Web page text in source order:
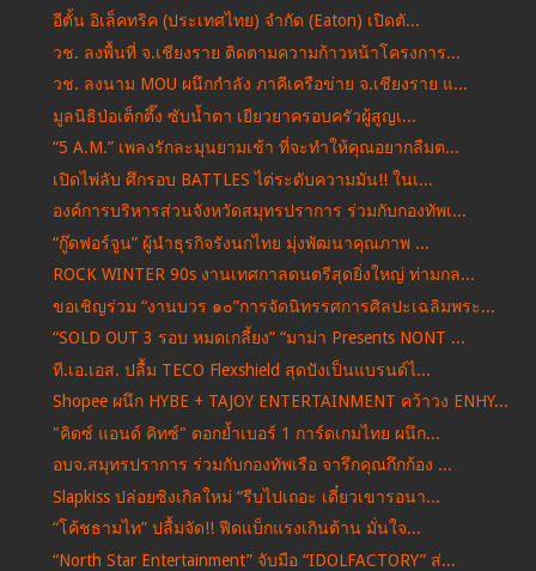
อีตั้น อิเล็คทริค (ประเทศไทย) จำกัด (Eaton) เปิดตั...
วช. ลงพื้นที่ จ.เชียงราย ติดตามความก้าวหน้าโครงการ...
วช. ลงนาม MOU ผนึกกำลัง ภาคีเครือข่าย จ.เชียงราย แ...
มูลนิธิป่อเต็กตึ๊ง ซับน้ำตา เยียวยาครอบครัวผู้สูญเ...
“5 A.M.” เพลงรักละมุนยามเช้า ที่จะทำให้คุณอยากลืมต...
เปิดไพ่ลับ ศึกรอบ BATTLES ไต่ระดับความมัน!! ในเ...
องค์การบริหารส่วนจังหวัดสมุทรปราการ ร่วมกับกองทัพเ...
“กู๊ดฟอร์จูน” ผู้นำธุรกิจรังนกไทย มุ่งพัฒนาคุณภาพ ...
ROCK WINTER 90s งานเทศกาลดนตรีสุดยิ่งใหญ่ ท่ามกล...
ขอเชิญร่วม “งานบวร ๑๐”การจัดนิทรรศการศิลปะเฉลิมพระ...
“SOLD OUT 3 รอบ หมดเกลี้ยง” “มาม่า Presents NONT ...
ที.เอ.เอส. ปลื้ม TECO Flexshield สุดปังเป็นแบรนด์ไ...
Shopee ผนึก HYBE + TAJOY ENTERTAINMENT คว้าวง ENHY...
"คิดซ์ แอนด์ คิทซ์" ตอกย้ำเบอร์ 1 การ์ดเกมไทย ผนึก...
อบจ.สมุทรปราการ ร่วมกับกองทัพเรือ จารึกคุณกึกก้อง ...
Slapkiss ปล่อยซิงเกิลใหม่ “รีบไปเถอะ เดี๋ยวเขารอนา...
“โค้ชธามไท” ปลื้มจัด!! ฟีดแบ็กแรงเกินต้าน มั่นใจ...
“North Star Entertainment” จับมือ “IDOLFACTORY” ส่...